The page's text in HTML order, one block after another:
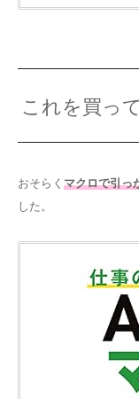
これを買っ
おそらく マクロで引っ
した。